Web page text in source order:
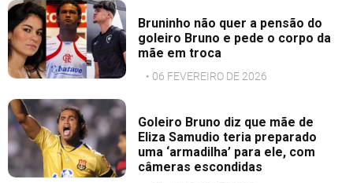
Bruninho não quer a pensão do
goleiro Bruno e pede o corpo da
mãe em troca
• 06 FEVEREIRO DE 2026
Goleiro Bruno diz que mãe de
Eliza Samudio teria preparado
uma ‘armadilha’ para ele, com
câmeras escondidas